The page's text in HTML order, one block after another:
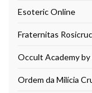
Esoteric Online
Fraternitas
Occult Academy by
Ordem da Milícia